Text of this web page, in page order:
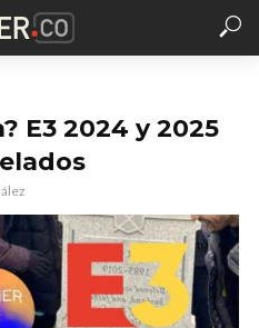
E3 2024 y 2025